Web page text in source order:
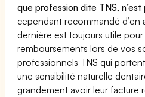
que profession dite TNS,
cependant recommandé d’en
dernière est toujours utile
remboursements lors de vos
professionnels TNS qui
une sensibilité naturelle
grandement avoir leur facture